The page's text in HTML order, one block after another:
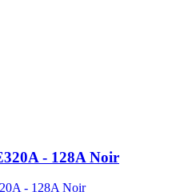
- 128A Noir